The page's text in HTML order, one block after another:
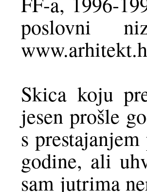
poslovni
Skica koju
jesen prošle
s
godine, ali
sam jutrima